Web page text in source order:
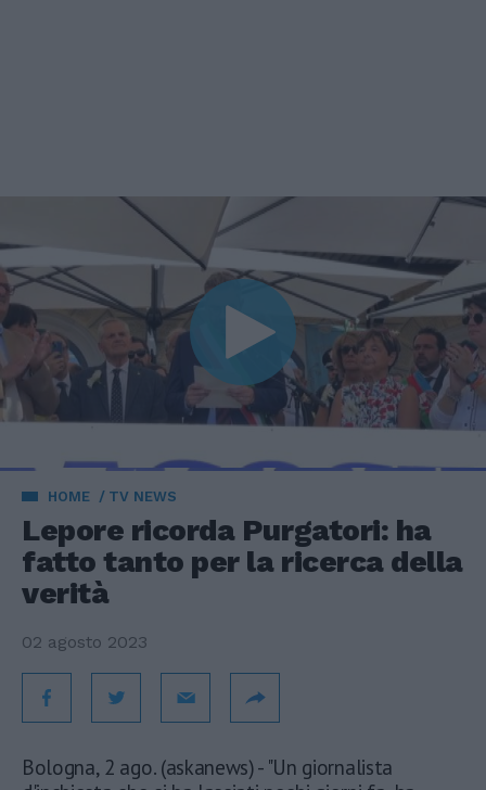
HOME TV NEWS
Lepore ricorda Purgatori: ha
fatto tanto per la ricerca della
verità
02 agosto 2023
Bologna, 2 ago. (askanews) - "Un giornalista